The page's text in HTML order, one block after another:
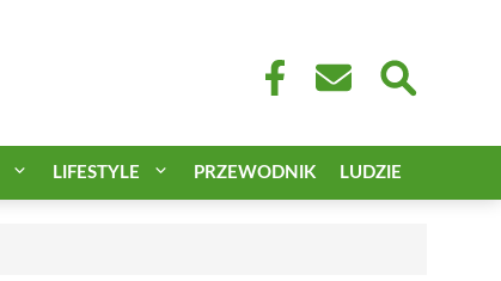
LIFESTYLE PRZEWODNIK LUDZIE